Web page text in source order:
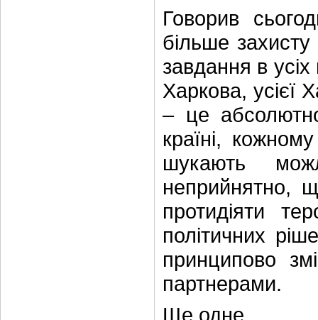
Говорив
більше
завдання в
Харкова, усієї
– це
країні,
шукають
неприйнятно,
протидіяти
політичних
принципово
партнерами.
Ще одне.